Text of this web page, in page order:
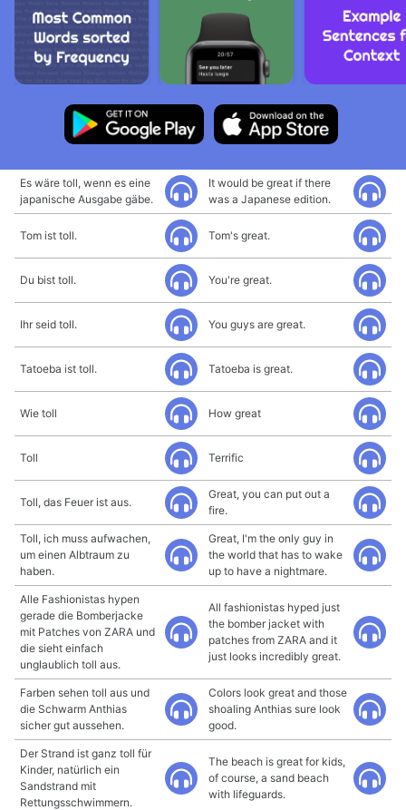
Es wäre toll, wenn es eine
japanische Ausgabe gäbe.
It would be great if there
was a Japanese edition.
Tom ist toll. Tom's great.
Du bist toll. You're great.
Ihr seid toll. You guys are great.
Tatoeba ist toll. Tatoeba is great.
Wie toll How great
Toll Terrific
Toll, das Feuer ist aus.
Great, you can put out a
fire.
Toll, ich muss aufwachen,
um einen Albtraum zu
haben.
Great, I'm the only guy in
the world that has to wake
up to have a nightmare.
Alle Fashionistas hypen
gerade die Bomberjacke
mit Patches von ZARA und
die sieht einfach
unglaublich toll aus.
All fashionistas hyped just
the bomber jacket with
patches from ZARA and it
just looks incredibly great.
Farben sehen toll aus und
die Schwarm Anthias
sicher gut aussehen.
Colors look great and those
shoaling Anthias sure look
good.
Der Strand ist ganz toll für
Kinder, natürlich ein
Sandstrand mit
Rettungsschwimmern.
The beach is great for kids,
of course, a sand beach
with lifeguards.